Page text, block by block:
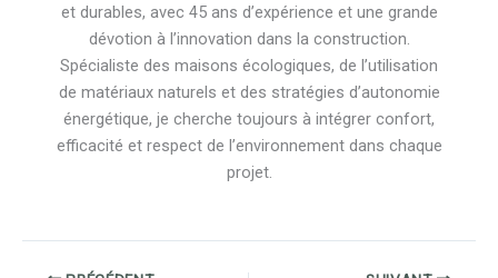
et durables, avec 45 ans d’expérience et une grande
dévotion à l’innovation dans la construction.
Spécialiste des maisons écologiques, de l’utilisation
de matériaux naturels et des stratégies d’autonomie
énergétique, je cherche toujours à intégrer confort,
efficacité et respect de l’environnement dans chaque
projet.